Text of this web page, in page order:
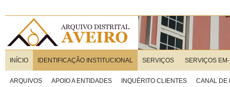
INÍCIO IDENTIFICAÇÃO INSTITUCIONAL SERVIÇOS SERVIÇOS
ARQUIVOS APOIO A ENTIDADES INQUÉRITO CLIENTES CANAL DE